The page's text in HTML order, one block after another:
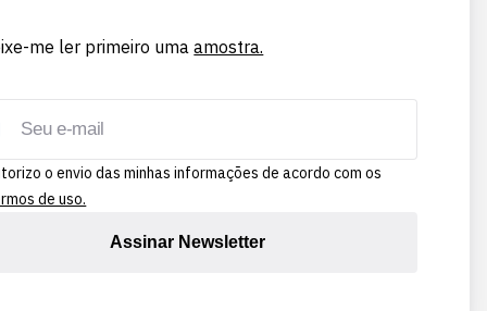
me ler primeiro umaamostra.
o envio das minhas informações de acordo com os
de uso.
Assinar Newsletter